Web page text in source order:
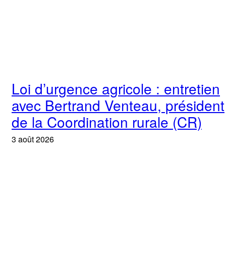
Loi d’urgence agricole : entretien
avec Bertrand Venteau, président
de la Coordination rurale (CR)
3 août 2026